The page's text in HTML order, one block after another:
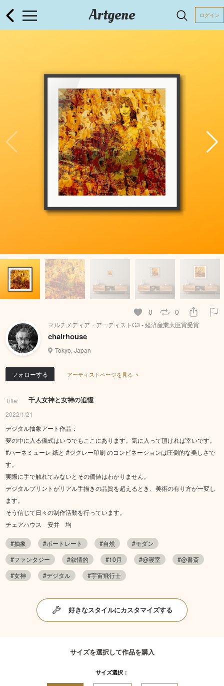
Artgene ログイン
0 0
マルチメディア・アーティストG3 - 経済産業大臣賞受賞
chairhouse
Tokyo, Japan
フォローする アーティストページを見る ＞
Title: 千人女神と女神の追憶
2022/1/21
デジタル抽象アート作品：
夢の中に入る儀式はいつでもここにあります。気に入って頂ければ幸いです。
#ハーネミューレ 紙と #ジクレー印刷 のコンビネーションは圧倒的な美しさで
す。
実際に手で触れてみないとその価値はわかりません。
デジタルプリントがリアル手描きの品質を超えるとき、美術の有り方が一変し
ます。
そう信じて日々の制作活動を行っています。
チェアハウス 安井 均
#抽象 #ポートレート #自然
#モダン
#ファンタジー
#叙情的 #10月 #@寝室
#@書斎
#女神
#デジタル #宇宙飛行士
好きなスタイルにカスタマイズする
サイズを選択して作品を購入
サイズ選択：